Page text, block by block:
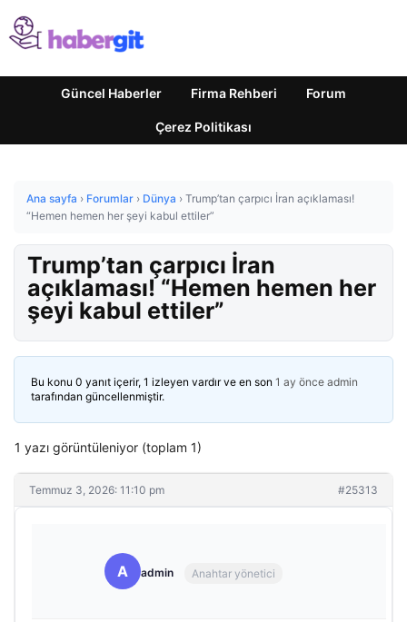
Güncel Haberler Firma Rehberi Forum
Çerez Politikası
Ana sayfa › Forumlar › Dünya › Trump’tan çarpıcı İran açıklaması!
“Hemen hemen her şeyi kabul ettiler”
Trump’tan çarpıcı İran
açıklaması! “Hemen hemen her
şeyi kabul ettiler”
Bu konu 0 yanıt içerir, 1 izleyen vardır ve en son 1 ay önce admin
tarafından güncellenmiştir.
1 yazı görüntüleniyor (toplam 1)
Temmuz 3, 2026: 11:10 pm #25313
A admin Anahtar yönetici